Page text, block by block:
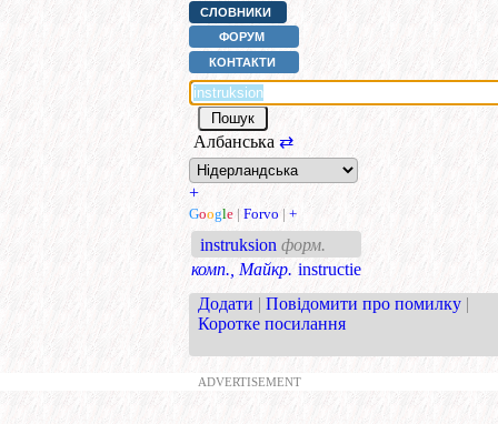
СЛОВНИКИ
ФОРУМ
КОНТАКТИ
Албанська ⇄
+
Google | Forvo | +
instruksion форм.
комп., Майкр. instructie
Додати | Повідомити про помилку |
Коротке посилання
ADVERTISEMENT